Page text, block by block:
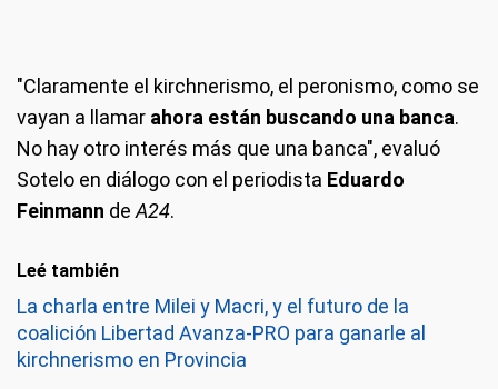
"Claramente el kirchnerismo, el peronismo, como se
vayan a llamar ahora están buscando una banca.
No hay otro interés más que una banca", evaluó
Sotelo en diálogo con el periodista Eduardo
Feinmann de A24.
Leé también
La charla entre Milei y Macri, y el futuro de la
coalición Libertad Avanza-PRO para ganarle al
kirchnerismo en Provincia